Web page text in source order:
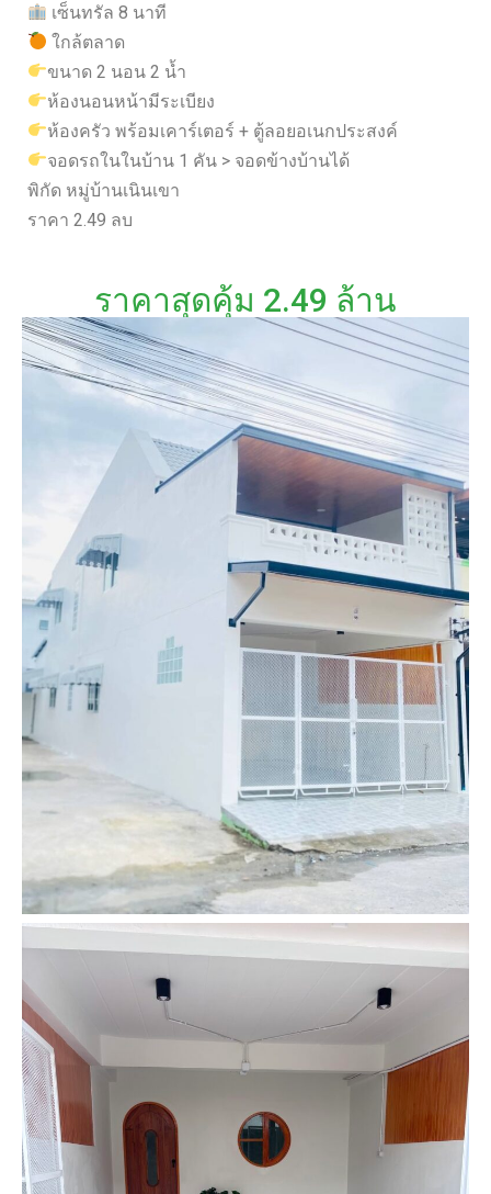
เซ็นทรัล 8 นาที
ใกล้ตลาด
ขนาด 2 นอน 2 น้ำ
ห้องนอนหน้ามีระเบียง
ห้องครัว พร้อมเคาร์เตอร์ + ตู้ลอยอเนกประสงค์
จอดรถในในบ้าน 1 คัน > จอดข้างบ้านได้
พิกัด หมู่บ้านเนินเขา
ราคา 2.49 ลบ
ราคาสุดคุ้ม 2.49 ล้าน